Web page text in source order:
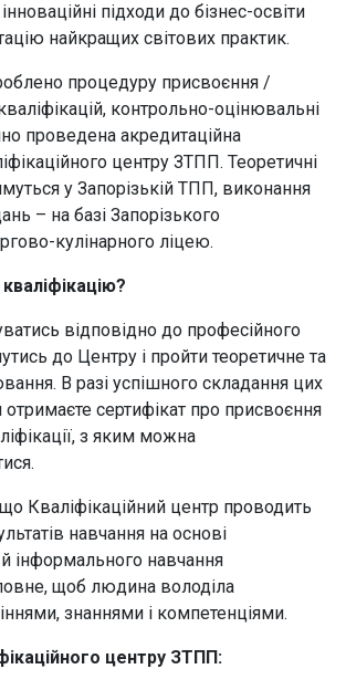
підходи до бізнес-освіти
найкращих світових практик.
процедуру присвоєння /
контрольно-оцінювальні
проведена акредитаційна
центру ЗТПП. Теоретичні
у Запорізькій ТПП, виконання
– на базі Запорізького
кулінарного ліцею.
відповідно до професійного
до Центру і пройти теоретичне та
В разі успішного складання цих
сертифікат про присвоєння
з яким можна
Кваліфікаційний центр проводить
навчання на основі
інформального навчання
щоб людина володіла
знаннями і компетенціями.
центру ЗТПП: